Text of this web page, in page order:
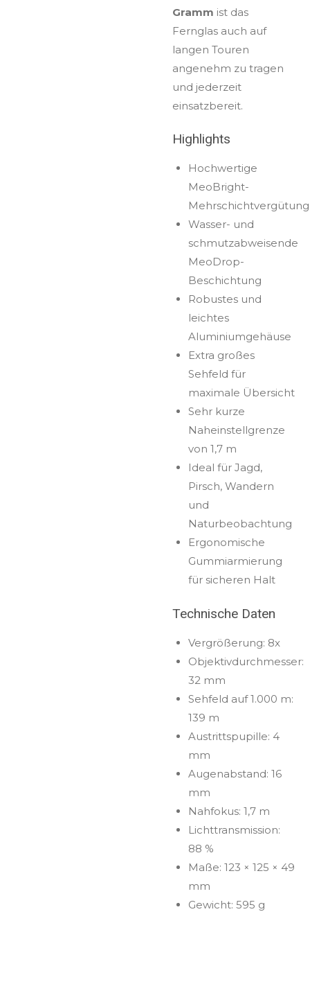
Gramm ist das
Fernglas auch auf
langen Touren
angenehm zu tragen
und jederzeit
einsatzbereit.
Highlights
Hochwertige
MeoBright-
Mehrschichtvergütung
Wasser- und
schmutzabweisende
MeoDrop-
Beschichtung
Robustes und
leichtes
Aluminiumgehäuse
Extra großes
Sehfeld für
maximale Übersicht
Sehr kurze
Naheinstellgrenze
von 1,7 m
Ideal für Jagd,
Pirsch, Wandern
und
Naturbeobachtung
Ergonomische
Gummiarmierung
für sicheren Halt
Technische Daten
Vergrößerung: 8x
Objektivdurchmesser:
32 mm
Sehfeld auf 1.000 m:
139 m
Austrittspupille: 4
mm
Augenabstand: 16
mm
Nahfokus: 1,7 m
Lichttransmission:
88 %
Maße: 123 × 125 × 49
mm
Gewicht: 595 g